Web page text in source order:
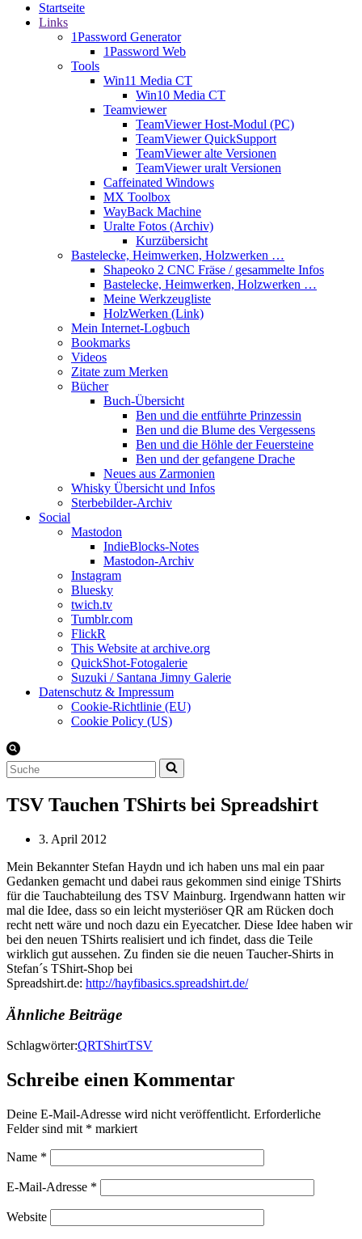
Startseite
Links
1Password Generator
1Password Web
Tools
Win11 Media CT
Win10 Media CT
Teamviewer
TeamViewer Host-Modul (PC)
TeamViewer QuickSupport
TeamViewer alte Versionen
TeamViewer uralt Versionen
Caffeinated Windows
MX Toolbox
WayBack Machine
Uralte Fotos (Archiv)
Kurzübersicht
Bastelecke, Heimwerken, Holzwerken …
Shapeoko 2 CNC Fräse / gesammelte Infos
Bastelecke, Heimwerken, Holzwerken …
Meine Werkzeugliste
HolzWerken (Link)
Mein Internet-Logbuch
Bookmarks
Videos
Zitate zum Merken
Bücher
Buch-Übersicht
Ben und die entführte Prinzessin
Ben und die Blume des Vergessens
Ben und die Höhle der Feuersteine
Ben und der gefangene Drache
Neues aus Zarmonien
Whisky Übersicht und Infos
Sterbebilder-Archiv
Social
Mastodon
IndieBlocks-Notes
Mastodon-Archiv
Instagram
Bluesky
twich.tv
Tumblr.com
FlickR
This Website at archive.org
QuickShot-Fotogalerie
Suzuki / Santana Jimny Galerie
Datenschutz & Impressum
Cookie-Richtlinie (EU)
Cookie Policy (US)
Suchen
nach …
TSV Tauchen TShirts bei Spreadshirt
3. April 2012
Mein Bekannter Stefan Haydn und ich haben uns mal ein paar
Gedanken gemacht und dabei raus gekommen sind einige TShirts
für die Tauchabteilung des TSV Mainburg. Irgendwann hatten wir
mal die Idee, dass so ein leicht mysteriöser QR am Rücken doch
recht nett wäre und noch dazu ein Eyecatcher. Diese Idee haben wir
bei den neuen TShirts realisiert und ich findet, dass die Teile
wirklich gut aussehen. Zu finden sie die neuen Taucher-Shirts in
Stefan´s TShirt-Shop bei
Spreadshirt.de: http://hayfibasics.spreadshirt.de/
Ähnliche Beiträge
Schlagwörter:QRTShirtTSV
Schreibe einen Kommentar
Deine E-Mail-Adresse wird nicht veröffentlicht. Erforderliche
Felder sind mit * markiert
Name *
E-Mail-Adresse *
Website